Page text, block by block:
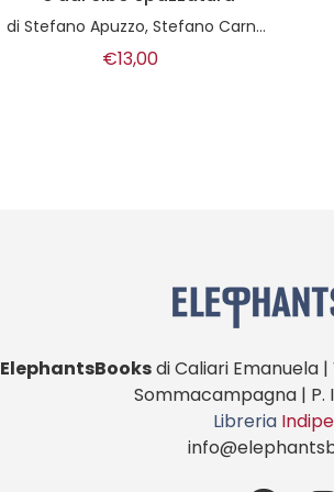
ElephantsBooksdi Caliari Emanuela
Sommacampagna | P.
Libreria